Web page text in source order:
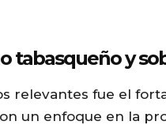
tabasqueño y
relevantes fue el
un enfoque en la